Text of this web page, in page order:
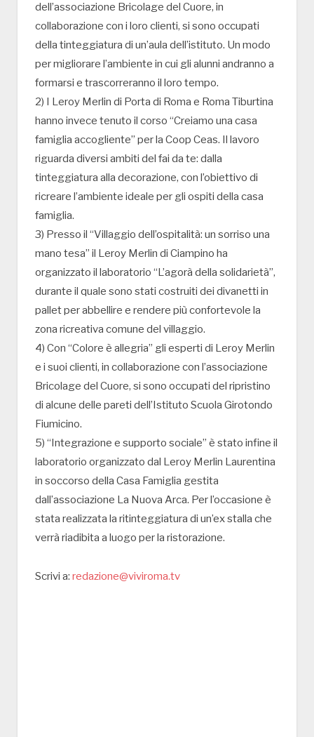
dell’associazione Bricolage del Cuore, in
collaborazione con i loro clienti, si sono occupati
della tinteggiatura di un’aula dell’istituto. Un modo
per migliorare l’ambiente in cui gli alunni andranno a
formarsi e trascorreranno il loro tempo.
2) I Leroy Merlin di Porta di Roma e Roma Tiburtina
hanno invece tenuto il corso “Creiamo una casa
famiglia accogliente” per la Coop Ceas. Il lavoro
riguarda diversi ambiti del fai da te: dalla
tinteggiatura alla decorazione, con l’obiettivo di
ricreare l’ambiente ideale per gli ospiti della casa
famiglia.
3) Presso il “Villaggio dell’ospitalità: un sorriso una
mano tesa” il Leroy Merlin di Ciampino ha
organizzato il laboratorio “L’agorà della solidarietà”,
durante il quale sono stati costruiti dei divanetti in
pallet per abbellire e rendere più confortevole la
zona ricreativa comune del villaggio.
4) Con “Colore è allegria” gli esperti di Leroy Merlin
e i suoi clienti, in collaborazione con l’associazione
Bricolage del Cuore, si sono occupati del ripristino
di alcune delle pareti dell’Istituto Scuola Girotondo
Fiumicino.
5) “Integrazione e supporto sociale” è stato infine il
laboratorio organizzato dal Leroy Merlin Laurentina
in soccorso della Casa Famiglia gestita
dall’associazione La Nuova Arca. Per l’occasione è
stata realizzata la ritinteggiatura di un’ex stalla che
verrà riadibita a luogo per la ristorazione.
Scrivi a: redazione@viviroma.tv